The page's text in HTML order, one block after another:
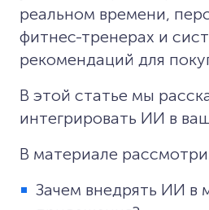
реальном времени,
фитнес-тренерах и
рекомендаций для
В этой статье мы
интегрировать ИИ в
В материале
Зачем внедрять ИИ в